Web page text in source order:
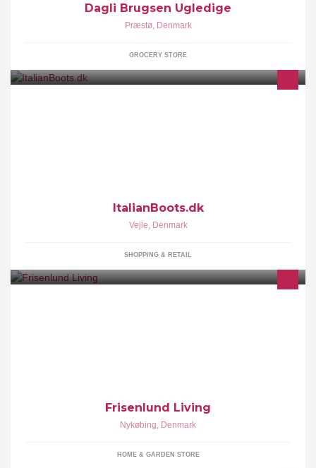
Dagli Brugsen Ugledige
Præstø, Denmark
GROCERY STORE
ItalianBoots.dk
Vejle, Denmark
SHOPPING & RETAIL
Frisenlund Living
Nykøbing, Denmark
HOME & GARDEN STORE